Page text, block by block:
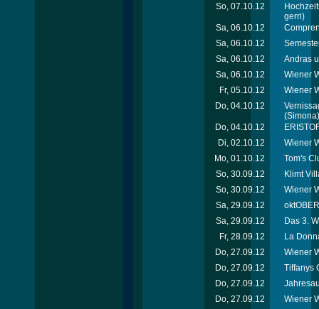
So, 07.10.12
gerri)
Sa, 06.10.12
Sa, 06.10.12
Sa, 06.10.12
Andras
Sa, 06.10.12
Wiener
Fr, 05.10.12
Wiener
Do, 04.10.12
(Simona)
Do, 04.10.12
Di, 02.10.12
Wiener
Mo, 01.10.12
Tom's
So, 30.09.12
Klimt
So, 30.09.12
Wiener
Sa, 29.09.12
Sa, 29.09.12
Das 3.
Fr, 28.09.12
La
Do, 27.09.12
Wiener
Do, 27.09.12
Tiffanys
Do, 27.09.12
Do, 27.09.12
Wiener